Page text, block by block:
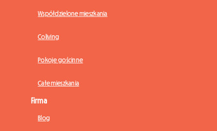
Współdzielone mieszkania
Coliving
Pokoje gościnne
Całe mieszkania
Firma
Blog